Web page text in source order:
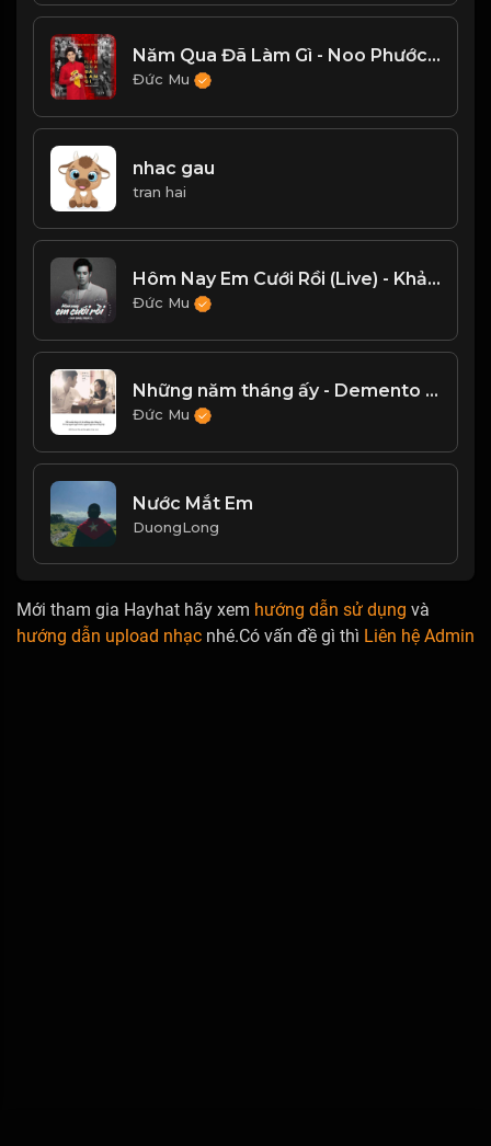
Năm Qua Đã Làm Gì - Noo Phước Thịnh
Đức Mu
nhac gau
tran hai
Hôm Nay Em Cưới Rồi (Live) - Khải Đăng
Đức Mu
Những năm tháng ấy - Demento Lê
Đức Mu
Nước Mắt Em
DuongLong
Mới tham gia Hayhat hãy xem hướng dẫn sử dụng và
hướng dẫn upload nhạc nhé.Có vấn đề gì thì Liên hệ Admin